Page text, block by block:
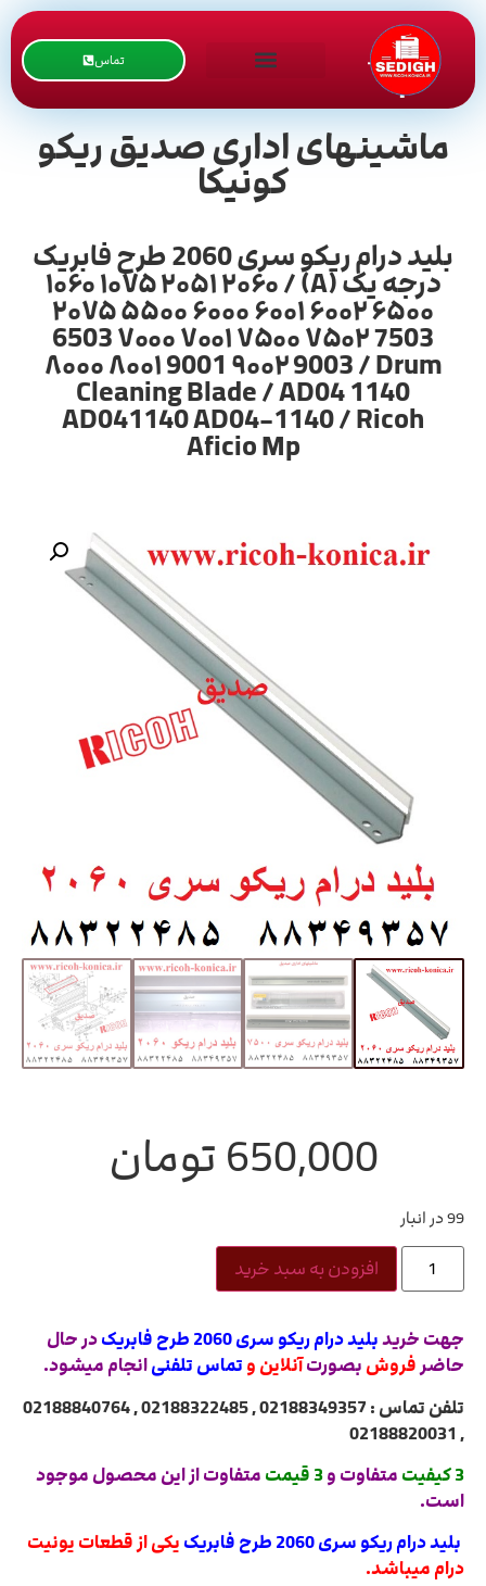
تماس
ماشینهای اداری صدیق ریکو
کونیکا
بلید درام ریکو سری 2060 طرح فابریک
درجه یک (A) / ۱۰۶۰ ۱۰۷۵ ۲۰۵۱ ۲۰۶۰
۲۰۷۵ ۵۵۰۰ ۶۰۰۰ ۶۰۰۱ ۶۰۰۲ ۶۵۰۰
6503 ۷۰۰۰ ۷۰۰۱ ۷۵۰۰ ۷۵۰۲ 7503
۸۰۰۰ ۸۰۰۱ 9001 ۹۰۰۲ 9003 / Drum
Cleaning Blade / AD04 1140
AD041140 AD04-1140 / Ricoh
Aficio Mp
650,000 تومان
99 در انبار
افزودن به سبد خرید
جهت خریدبلید درام ریکو سری 2060 طرح فابریک
در حال
حاضرفروش بصورتآنلاین و تماس تلفنیانجام میشود.
تلفن تماس : 02188349357 , 02188322485 , 02188840764
, 02188820031
3 کیفیت
متفاوت و3 قیمت
متفاوت از این محصول موجود
است.
بلید درام ریکو سری 2060 طرح فابریک
یکی از قطعات یونیت
درام میباشد.